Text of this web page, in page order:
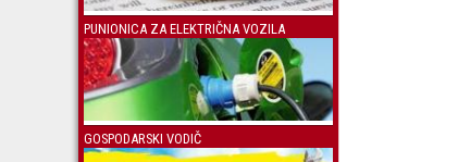
PUNIONICA ZA ELEKTRIČNA VOZILA
GOSPODARSKI VODIČ